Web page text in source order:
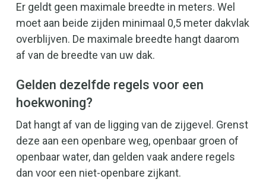
Er geldt geen maximale breedte in meters. Wel
moet aan beide zijden minimaal 0,5 meter dakvlak
overblijven. De maximale breedte hangt daarom
af van de breedte van uw dak.
Gelden dezelfde regels voor een
hoekwoning?
Dat hangt af van de ligging van de zijgevel. Grenst
deze aan een openbare weg, openbaar groen of
openbaar water, dan gelden vaak andere regels
dan voor een niet-openbare zijkant.